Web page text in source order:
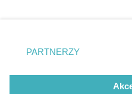
Gliwice
zmienić/wycofać klikając
znajdujący się w lewym
rodzaje przetwarzania
użytkownika, ale masz
PARTNERZY